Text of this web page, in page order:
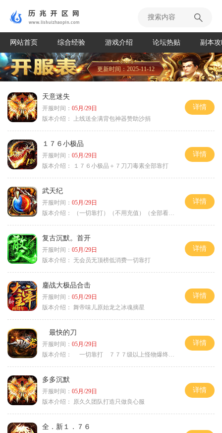
网站首页 综合经验 游戏介绍 论坛热贴 副本
更新时间：2025-11-12
天意迷失
开服时间： 05月/29日
版本介绍：
上线送全满背包神器赞助沙捐
详情
１７６小极品
开服时间： 05月/29日
版本介绍：
１７６小极品＋７刀刀毒素全部靠打
详情
武天纪
开服时间： 05月/29日
版本介绍：
（一切靠打）（不用充值）（全部看脸）
详情
复古沉默。首开
开服时间： 05月/29日
版本介绍： 无会员无顶榜低消费一切靠打
详情
鏖战大极品合击
开服时间： 05月/29日
版本介绍： 舞帝味儿原始龙之冰魂摘星
详情
最快的刀
开服时间： 05月/29日
版本介绍：
一切靠打 ７７７级以上怪物爆终极
详情
多多沉默
开服时间： 05月/29日
版本介绍：
原久久团队打造只做良心服
详情
全．新１．７６